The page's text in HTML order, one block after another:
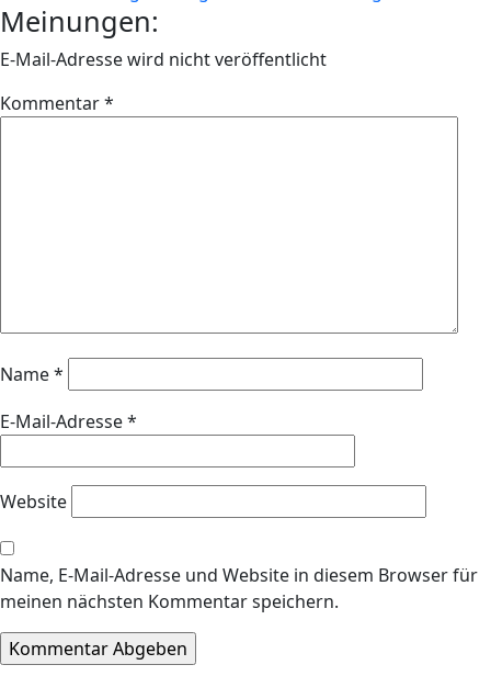
Meinungen:
E-Mail-Adresse wird nicht veröffentlicht
Kommentar*
Name*
E-Mail-Adresse*
Website
Name, E-Mail-Adresse und Website in diesem Browser für
meinen nächsten Kommentar speichern.